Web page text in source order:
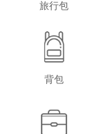
旅行包
背包